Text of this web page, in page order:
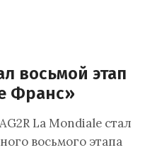
восьмой этап
Франс»
La Mondiale стал
восьмого этапа